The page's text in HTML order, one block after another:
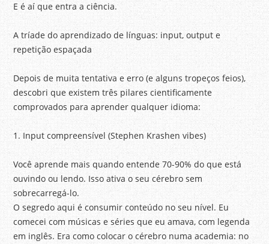
E é aí que entra a ciência.
A tríade do aprendizado de línguas: input, output e
repetição espaçada
Depois de muita tentativa e erro (e alguns tropeços feios),
descobri que existem três pilares cientificamente
comprovados para aprender qualquer idioma:
1. Input compreensível (Stephen Krashen vibes)
Você aprende mais quando entende 70-90% do que está
ouvindo ou lendo. Isso ativa o seu cérebro sem
sobrecarregá-lo.
O segredo aqui é consumir conteúdo no seu nível. Eu
comecei com músicas e séries que eu amava, com legenda
em inglês. Era como colocar o cérebro numa academia: no